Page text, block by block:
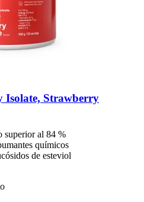
Isolate, Strawberry
superior al 84 %
químicos
de esteviol